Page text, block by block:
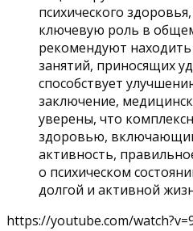
психического
ключевую роль в
рекомендуют
занятий, приносящих
способствует
заключение,
уверены, что
здоровью,
активность,
о психическом
долгой и активной
https://youtube.com/